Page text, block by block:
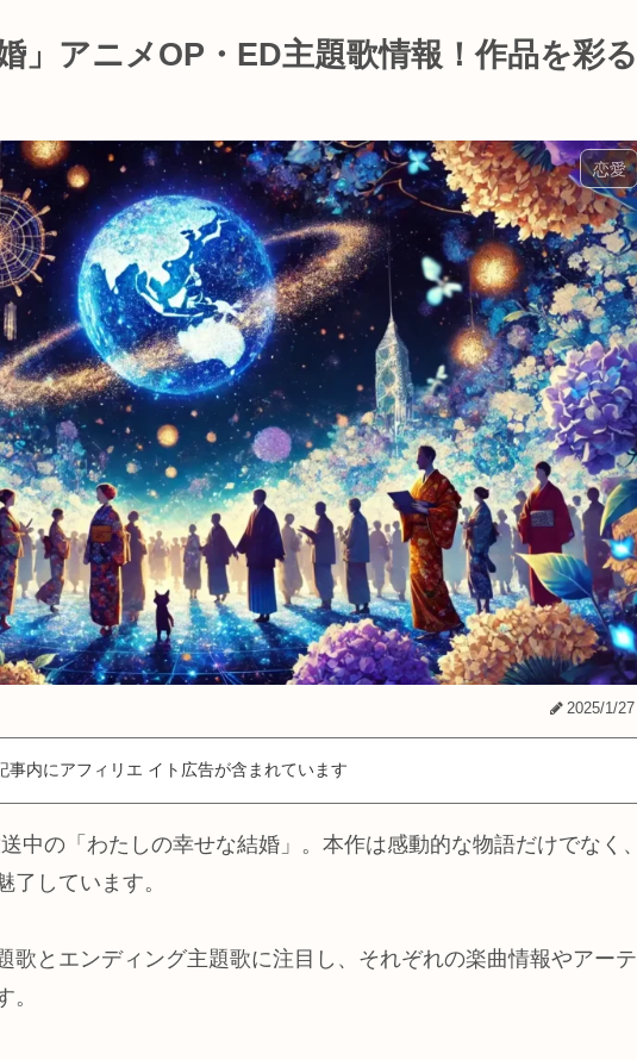
」アニメOP・ED主題歌情報！作品を彩る
恋愛
2025/1/27
事内にアフィリエ イト広告が含まれています
中の「わたしの幸せな結婚」。本作は感動的な物語だけでなく、
了しています。
歌とエンディング主題歌に注目し、それぞれの楽曲情報やアーテ
。